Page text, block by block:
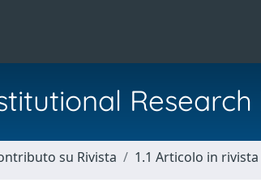
su Rivista 1.1 Articolo in rivista